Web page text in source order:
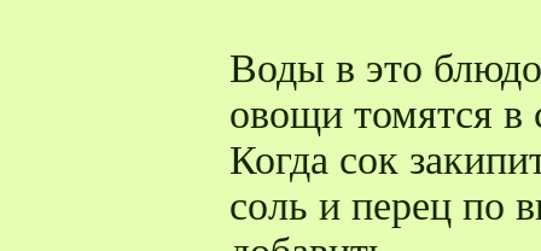
Воды в это
овощи томятся в
Когда сок
соль и перец по